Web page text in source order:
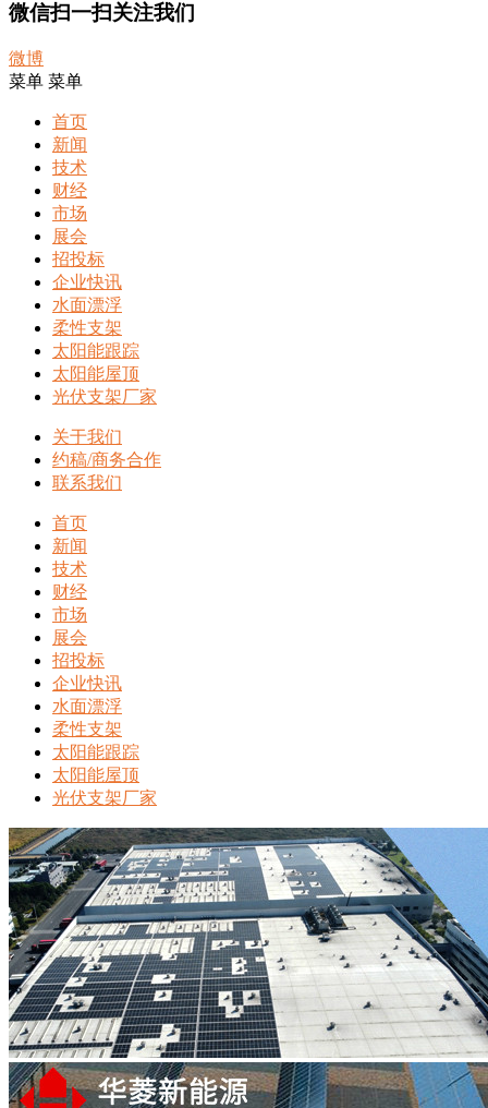
微信扫一扫关注我们
微博
菜单 菜单
首页
新闻
技术
财经
市场
展会
招投标
企业快讯
水面漂浮
柔性支架
太阳能跟踪
太阳能屋顶
光伏支架厂家
关于我们
约稿/商务合作
联系我们
首页
新闻
技术
财经
市场
展会
招投标
企业快讯
水面漂浮
柔性支架
太阳能跟踪
太阳能屋顶
光伏支架厂家